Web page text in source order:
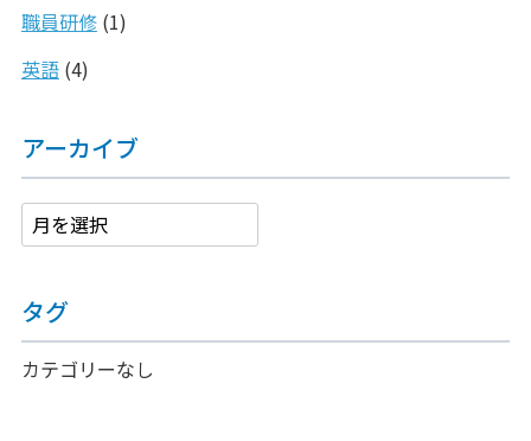
職員研修(1)
英語(4)
アーカイブ
タグ
カテゴリーなし